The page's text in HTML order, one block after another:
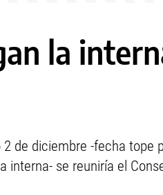
la
de diciembre -fecha tope
interna- se reuniría el